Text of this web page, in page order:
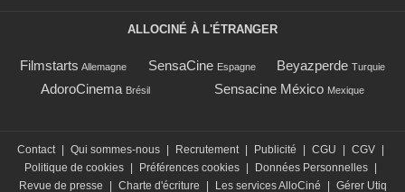
ALLOCINÉ À L'ÉTRANGER
Filmstarts Allemagne SensaCine Espagne Beyazperde Turquie
AdoroCinema Brésil Sensacine México Mexique
Contact Qui sommes-nous Recrutement Publicité CGU CGV
Politique de cookies
Préférences cookies Données Personnelles
Revue de presse
Charte d'écriture Les services AlloCiné Gérer Utiq